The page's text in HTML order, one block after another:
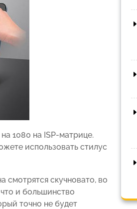
1080 на ISP-матрице.
использовать стилус
смотрятся скучновато, во
и большинство
точно не будет